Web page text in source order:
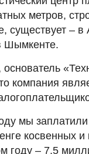
метров,
существует – в
Шымкенте.
основатель
компания
мы
косвенных
году – 7,5